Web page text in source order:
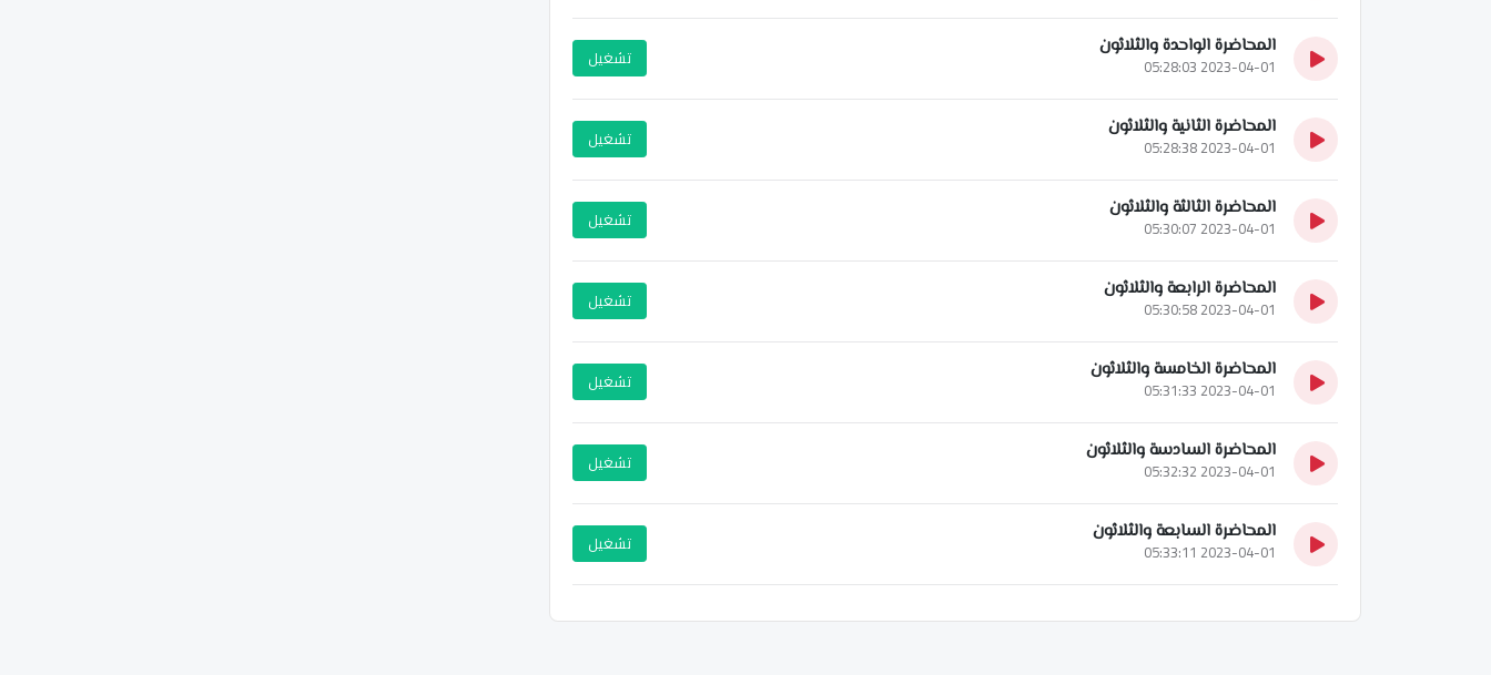
المحاضرة الواحدة والثلاثون
2023-04-01 05:28:03 تشغيل
المحاضرة الثانية والثلاثون
2023-04-01 05:28:38 تشغيل
المحاضرة الثالثة والثلاثون
2023-04-01 05:30:07 تشغيل
المحاضرة الرابعة والثلاثون
2023-04-01 05:30:58 تشغيل
المحاضرة الخامسة والثلاثون
2023-04-01 05:31:33 تشغيل
المحاضرة السادسة والثلاثون
2023-04-01 05:32:32 تشغيل
المحاضرة السابعة والثلاثون
2023-04-01 05:33:11 تشغيل